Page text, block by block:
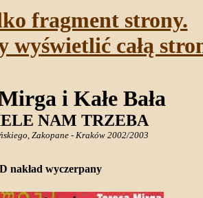
fragment strony.
całą
i Kałe Bała
NAM TRZEBA
Zakopane - Kraków 2002/2003
nakład wyczerpany